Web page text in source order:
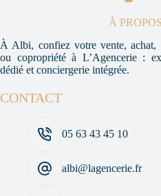
À PROPOS
À Albi, confiez votre vente, achat,
ou copropriété à L’Agencerie :
dédié et conciergerie intégrée.
CONTACT
05 63 43 45 10
albi@lagencerie.fr